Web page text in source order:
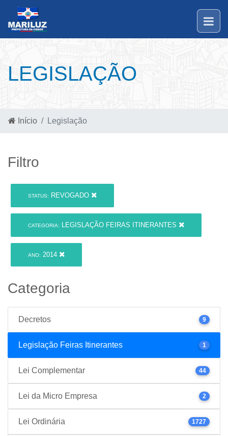
LEGISLAÇÃO
Início Legislação
Filtro
STATUS: REVOGADO
CATEGORIA: LEGISLAÇÃO FEIRAS ITINERANTES
ANO: 2014
Categoria
Decretos 9
Legislação Feiras Itinerantes 1
Lei Complementar 44
Lei da Micro Empresa 2
Lei Ordinária 1727